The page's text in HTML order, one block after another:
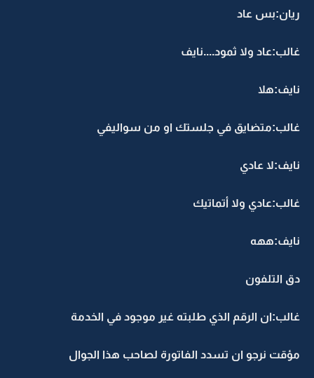
ريان:بس عاد
غالب:عاد ولا ثمود....نايف
نايف:هلا
غالب:متضايق في جلستك او من سواليفي
نايف:لا عادي
غالب:عادي ولا أتماتيك
نايف:ههه
دق التلفون
غالب:ان الرقم الذي طلبته غير موجود في الخدمة
مؤقت نرجو ان تسدد الفاتورة لصاحب هذا الجوال